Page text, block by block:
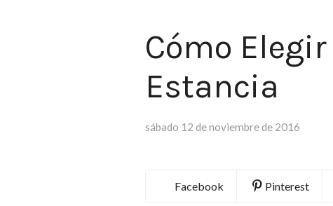
Cómo
Estancia
sábado 12 de noviembre de 2016
Facebook Pinterest